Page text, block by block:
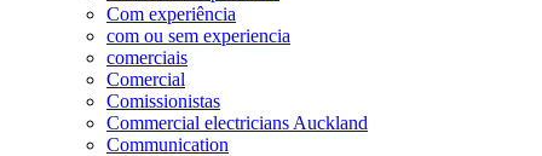
Com experiência
com ou sem experiencia
comerciais
Comercial
Comissionistas
Commercial electricians Auckland
Communication